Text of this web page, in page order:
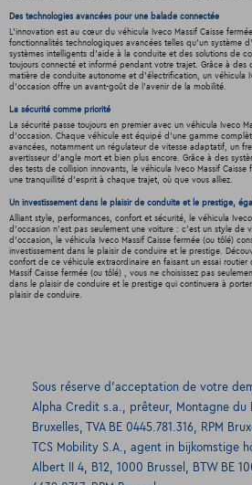
Des technologies avancées pour une balade connectée
L'innovation est au cœur du véhicula Iveco Massif Caisse
fonctionnalités technologiques avancées telles qu'un système
systèmes intelligents d'aide à la conduite et des solutions de
toujours connecté et informé pendant votre trajet. Grâce à des
matière de conduite autonome et d'électrification, un véhicula
d'occasion offre un avant-goût de l'avenir de la mobilité.
La sécurité comme priorité
La sécurité passe toujours en premier avec un véhicula Iveco
d'occasion. Chaque véhicule est équipé d'une gamme
avancées, notamment un régulateur de vitesse adaptatif, un
avertisseur d'angle mort et bien plus encore. Grâce à des
des tests de collision innovants, le véhicula Iveco Massif
une tranquillité d'esprit à chaque trajet, où que vous alliez.
Un investissement dans le plaisir de conduite et le prestige,
Alliant style, performances, confort et sécurité, le véhicula
d'occasion n'est pas seulement une voiture : c'est un style de
d'occasion, le véhicula Iveco Massif Caisse fermée (ou tôlé)
investissement dans le plaisir de conduire et le prestige.
confort de ce véhicule extraordinaire en faisant un essai
Massif Caisse fermée (ou tôlé) , vous ne choisissez pas
dans le plaisir de conduire et le prestige qui continuera à
plaisir de conduire.
Sous réserve d’acceptation de votre
Alpha Credit s.a., prêteur, Montagne du
Bruxelles, TVA BE 0445.781.316, RPM
TCS Mobility S.A., agent in bijkomstige
Albert II 4, B12, 1000 Brussel, BTW BE